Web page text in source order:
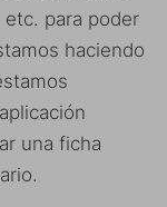
para poder
haciendo
una ficha